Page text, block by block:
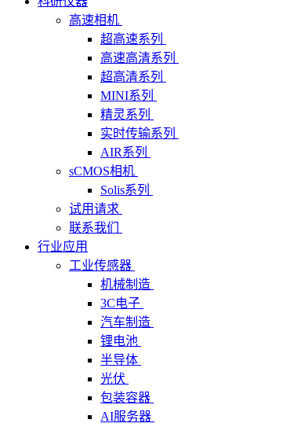
高速相机
超高速系列
高速高清系列
超高清系列
MINI系列
精灵系列
实时传输系列
AIR系列
sCMOS相机
Solis系列
试用请求
联系我们
行业应用
工业传感器
机械制造
3C电子
汽车制造
锂电池
半导体
光伏
包装容器
AI服务器